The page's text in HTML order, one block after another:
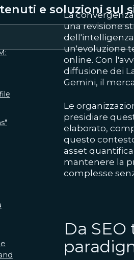
e soluzioni sul
La
una revisione
un'evoluzione
online. Con
diffusione dei
Gemini, il
Le
presidiare
elaborato,
questo
asset
mantenere la
complesse
Da SEO